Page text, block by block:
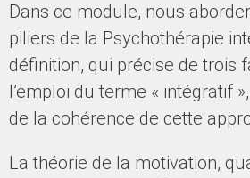
Dans ce module, nous
piliers de la Psychothérapie
définition, qui précise de trois
l’emploi du terme « intégratif
de la cohérence de cette
La théorie de la motivation,